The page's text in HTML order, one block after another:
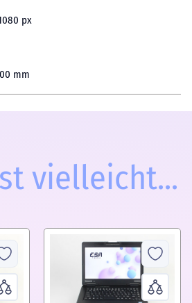
px
mm
vielleicht...